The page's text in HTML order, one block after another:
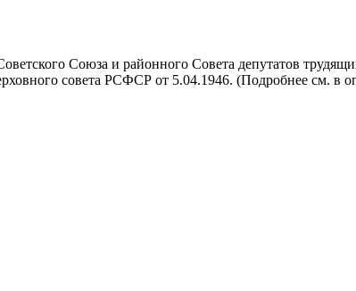
Союза и районного Совета депутатов
совета РСФСР от 5.04.1946. (Подробнее см. в